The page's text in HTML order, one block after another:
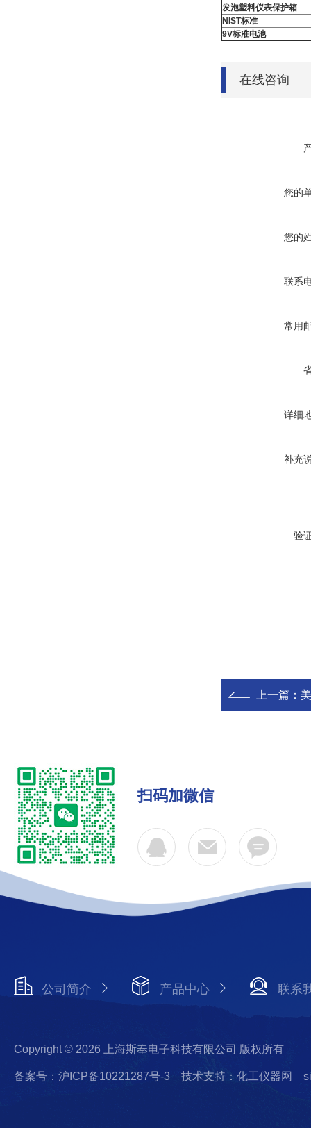
发泡塑料仪表保护箱
NIST标准
9V标准电池
在线咨询
您的
您的
联系
常用
详细
补充
验
上一篇：
扫码加微信
公司简介 产品中心 联系
Copyright © 2026 上海斯奉电子科技有限公司 版权所有
备案号：沪ICP备10221287号-3 技术支持：化工仪器网